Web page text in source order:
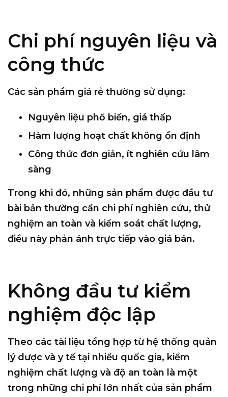
Chi phí nguyên liệu và
công thức
Các sản phẩm giá rẻ thường sử dụng:
Nguyên liệu phổ biến, giá thấp
Hàm lượng hoạt chất không ổn định
Công thức đơn giản, ít nghiên cứu lâm
sàng
Trong khi đó, những sản phẩm được đầu tư
bài bản thường cần chi phí nghiên cứu, thử
nghiệm an toàn và kiểm soát chất lượng,
điều này phản ánh trực tiếp vào giá bán.
Không đầu tư kiểm
nghiệm độc lập
Theo các tài liệu tổng hợp từ hệ thống quản
lý dược và y tế tại nhiều quốc gia, kiểm
nghiệm chất lượng và độ an toàn là một
trong những chi phí lớn nhất của sản phẩm